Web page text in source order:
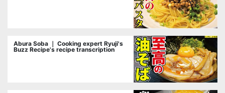
Abura Soba ｜ Cooking expert Ryuji's
Buzz Recipe's recipe transcription